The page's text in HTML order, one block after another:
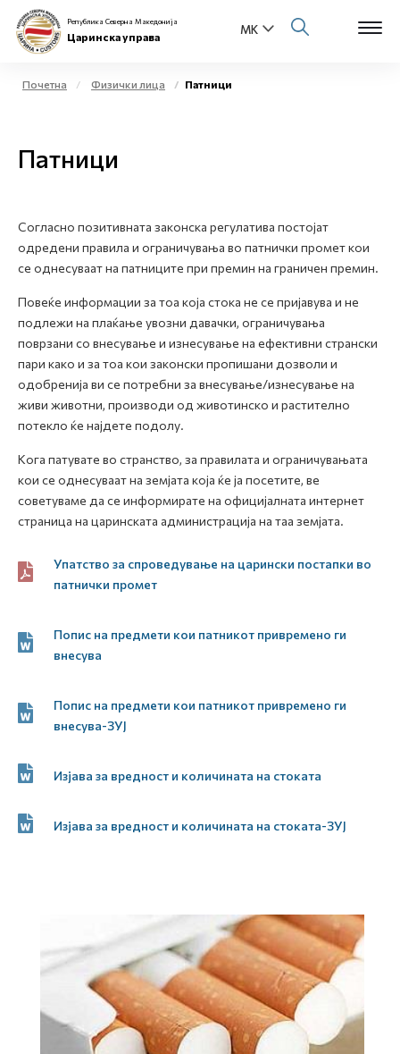
Физички лица
Бизнис заедница
Open
Е-Царина
Медиа центар
Контакт
Република Северна Македонија
Царинска управа
Почетна Физички лица Патници
Патници
Согласно позитивната законска регулатива постојат
одредени правила и ограничувања во патнички промет кои
се однесуваат на патниците при премин на граничен премин.
Повеќе информации за тоа која стока не се пријавува и не
подлежи на плаќање увозни давачки, ограничувања
поврзани со внесување и изнесување на ефективни странски
пари како и за тоа кои законски пропишани дозволи и
одобренија ви се потребни за внесување/изнесување на
живи животни, производи од животинско и растително
потекло ќе најдете подолу.
Кога патувате во странство, за правилата и ограничувањата
кои се однесуваат на земјата која ќе ја посетите, ве
советуваме да се информирате на официјалната интернет
страница на царинската администрација на таа земјата.
Упатство за спроведување на царински постапки во
патнички промет
Попис на предмети кои патникот привремено ги
внесува
Попис на предмети кои патникот привремено ги
внесува-ЗУЈ
Изјава за вредност и количината на стоката
Изјава за вредност и количината на стоката-ЗУЈ